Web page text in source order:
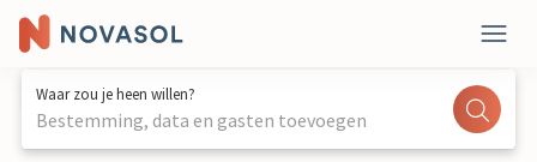
Waar zou je heen willen?
Bestemming, data en gasten toevoegen
1 / 17